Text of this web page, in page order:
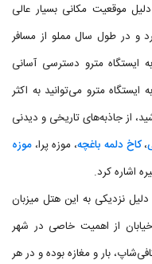
موقعیت مکانی بسیار عالی
و در طول سال مملو از مسافر
مترو دسترسی آسانی
ایستگاه مترو می‌توانید به اکثر
از جاذبه‌های تاریخی و دیدنی
،کاخ دلمه باغچه، موزه پرا، موزه
اشاره کرد.
نزدیکی به این هتل میزبان
از اهمیت خاصی در شهر
بار و مغازه بوده و در هر